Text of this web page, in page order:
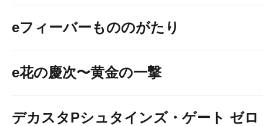
eフィーバーもののがたり
e花の慶次〜黄金の一撃
デカスタPシュタインズ・ゲート ゼロ